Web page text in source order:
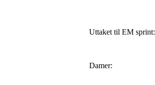
Uttaket til EM sprint:
Damer: